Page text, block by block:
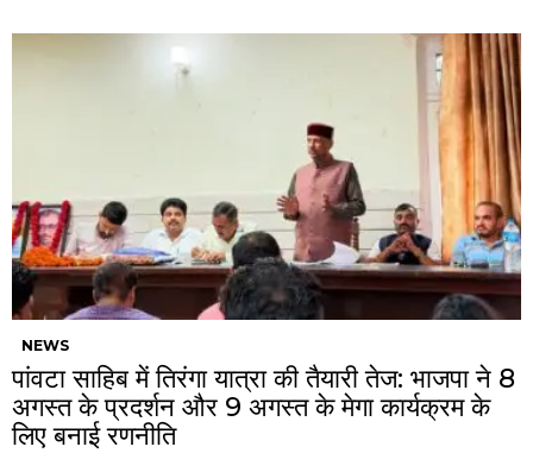
NEWS
पांवटा साहिब में तिरंगा यात्रा की तैयारी तेज: भाजपा ने 8
अगस्त के प्रदर्शन और 9 अगस्त के मेगा कार्यक्रम के
लिए बनाई रणनीति